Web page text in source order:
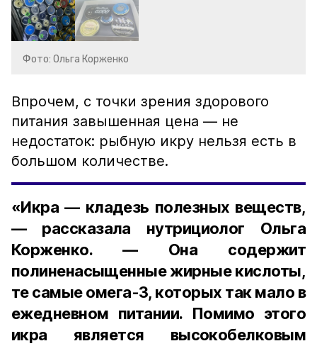
Фото: Ольга Корженко
Впрочем, с точки зрения здорового
питания завышенная цена — не
недостаток: рыбную икру нельзя есть в
большом количестве.
«Икра — кладезь полезных веществ,
— рассказала нутрициолог Ольга
Корженко. — Она содержит
полиненасыщенные жирные кислоты,
те самые омега-3, которых так мало в
ежедневном питании. Помимо этого
икра является высокобелковым